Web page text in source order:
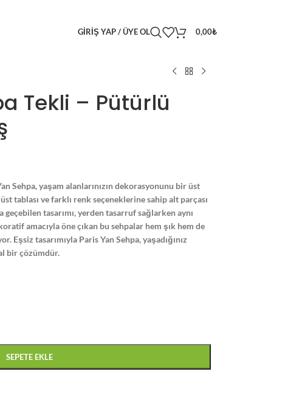
GIRIŞ YAP / ÜYE OL 0,00₺
Tekli – Pütürlü
Sehpa, yaşam alanlarınızın dekorasyonunu bir üst
tablası ve farklı renk seçeneklerine sahip alt parçası
tasarımı, yerden tasarruf sağlarken aynı
amacıyla öne çıkan bu sehpalar hem şık hem de
tasarımıyla Paris Yan Sehpa, yaşadığınız
bir çözümdür.
SEPETE EKLE